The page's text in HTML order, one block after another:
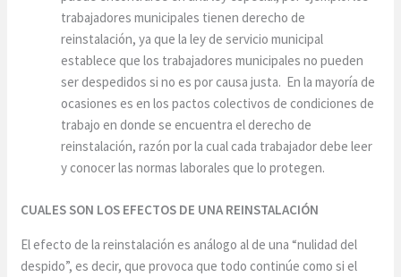
trabajadores municipales tienen derecho de
reinstalación, ya que la ley de servicio municipal
establece que los trabajadores municipales no pueden
ser despedidos si no es por causa justa. En la mayoría de
ocasiones es en los pactos colectivos de condiciones de
trabajo en donde se encuentra el derecho de
reinstalación, razón por la cual cada trabajador debe leer
y conocer las normas laborales que lo protegen.
CUALES SON LOS EFECTOS DE UNA REINSTALACIÓN
El efecto de la reinstalación es análogo al de una “nulidad del
despido”, es decir, que provoca que todo continúe como si el